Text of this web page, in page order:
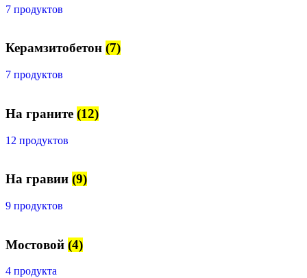
7 продуктов
Керамзитобетон (7)
7 продуктов
На граните (12)
12 продуктов
На гравии (9)
9 продуктов
Мостовой (4)
4 продукта